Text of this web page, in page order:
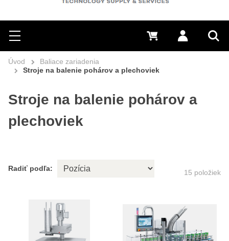
Hľadať
Menu Prihlásiť sa
0 €
Úvod
Baliace zariadenia
Stroje na balenie pohárov a plechoviek
Stroje na balenie pohárov a
plechoviek
Radiť podľa: 15 položiek